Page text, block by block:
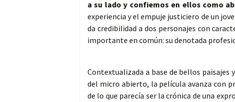
a su lado y confiemos en ellos como
experiencia y el empuje justiciero de un
da credibilidad a dos personajes con
importante en común: su denotada
Contextualizada a base de bellos
del micro abierto, la película avanza con
de lo que parecía ser la crónica de una